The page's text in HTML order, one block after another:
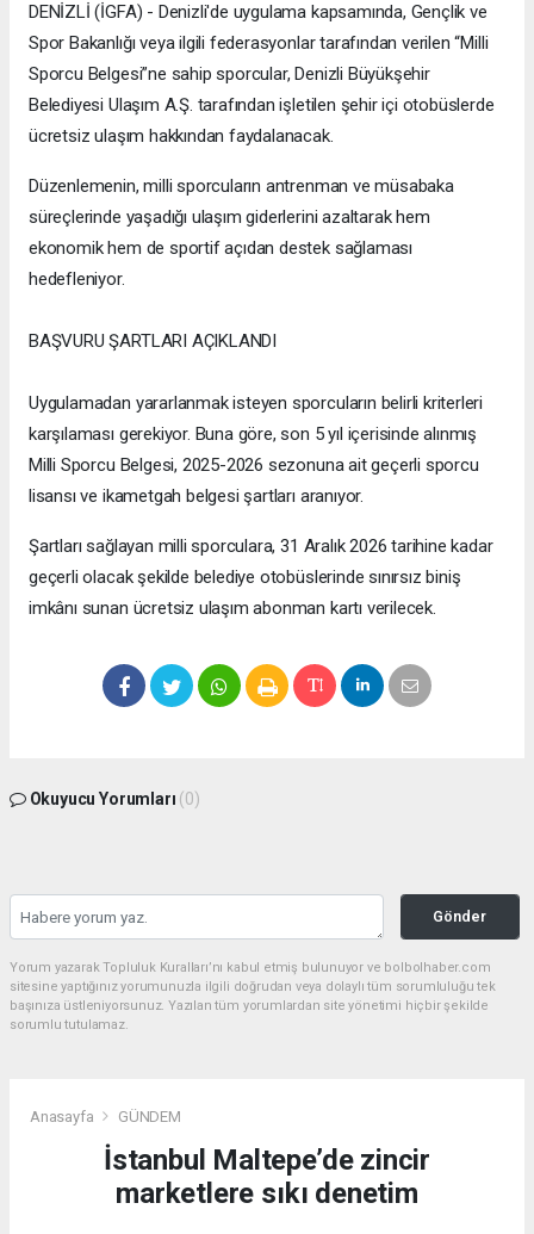
DENİZLİ (İGFA) - Denizli'de uygulama kapsamında, Gençlik ve
Spor Bakanlığı veya ilgili federasyonlar tarafından verilen “Milli
Sporcu Belgesi”ne sahip sporcular, Denizli Büyükşehir
Belediyesi Ulaşım A.Ş. tarafından işletilen şehir içi otobüslerde
ücretsiz ulaşım hakkından faydalanacak.
Düzenlemenin, milli sporcuların antrenman ve müsabaka
süreçlerinde yaşadığı ulaşım giderlerini azaltarak hem
ekonomik hem de sportif açıdan destek sağlaması
hedefleniyor.
BAŞVURU ŞARTLARI AÇIKLANDI
Uygulamadan yararlanmak isteyen sporcuların belirli kriterleri
karşılaması gerekiyor. Buna göre, son 5 yıl içerisinde alınmış
Milli Sporcu Belgesi, 2025-2026 sezonuna ait geçerli sporcu
lisansı ve ikametgah belgesi şartları aranıyor.
Şartları sağlayan milli sporculara, 31 Aralık 2026 tarihine kadar
geçerli olacak şekilde belediye otobüslerinde sınırsız biniş
imkânı sunan ücretsiz ulaşım abonman kartı verilecek.
Okuyucu Yorumları (0)
Gönder
Yorum yazarak Topluluk Kuralları’nı kabul etmiş bulunuyor ve bolbolhaber.com
sitesine yaptığınız yorumunuzla ilgili doğrudan veya dolaylı tüm sorumluluğu tek
başınıza üstleniyorsunuz. Yazılan tüm yorumlardan site yönetimi hiçbir şekilde
sorumlu tutulamaz.
Anasayfa GÜNDEM
İstanbul Maltepe’de zincir
marketlere sıkı denetim